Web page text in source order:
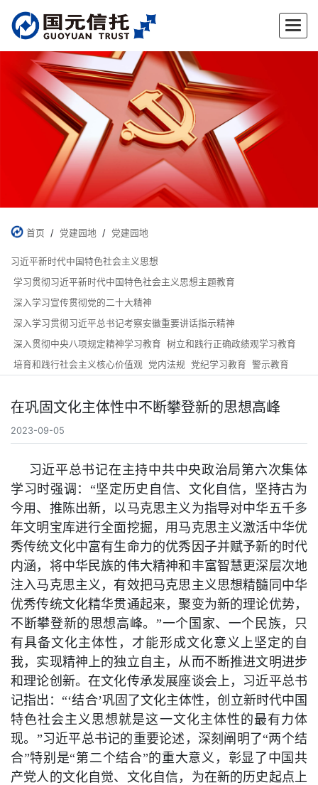
首页 / 党建园地 / 党建园地
习近平新时代中国特色社会主义思想
学习贯彻习近平新时代中国特色社会主义思想主题教育
深入学习宣传贯彻党的二十大精神
深入学习贯彻习近平总书记考察安徽重要讲话指示精神
深入贯彻中央八项规定精神学习教育 树立和践行正确政绩观学习教育
培育和践行社会主义核心价值观
党内法规 党纪学习教育 警示教育
在巩固文化主体性中不断攀登新的思想高峰
2023-09-05
习近平总书记在主持中共中央政治局第六次集体
学习时强调： “坚定历史自信、文化自信，坚持古为
今用、推陈出新，以马克思主义为指导对中华五千多
年文明宝库进行全面挖掘，用马克思主义激活中华优
秀传统文化中富有生命力的优秀因子并赋予新的时代
内涵，将中华民族的伟大精神和丰富智慧更深层次地
注入马克思主义，有效把马克思主义思想精髓同中华
优秀传统文化精华贯通起来，聚变为新的理论优势，
不断攀登新的思想高峰。”一个国家、一个民族，只
有具备文化主体性，才能形成文化意义上坚定的自
我，实现精神上的独立自主，从而不断推进文明进步
和理论创新。在文化传承发展座谈会上，习近平总书
记指出：“‘结合’巩固了文化主体性，创立新时代中国
特色社会主义思想就是这一文化主体性的最有力体
现。”习近平总书记的重要论述，深刻阐明了“两个结
合”特别是“第二个结合”的重大意义，彰显了中国共
产党人的文化自觉、文化自信，为在新的历史起点上